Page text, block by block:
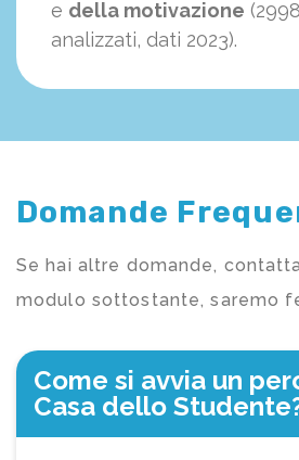
e della motivazione
analizzati, dati 2023).
Domande
Se hai altre domande,
modulo sottostante, saremo
Come si avvia un
Casa dello